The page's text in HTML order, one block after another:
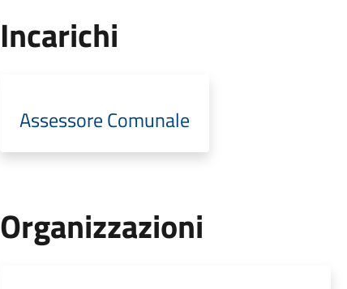
Incarichi
Assessore Comunale
Organizzazioni